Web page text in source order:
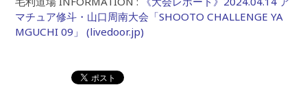
マチュア修斗・山口周南大会「SHOOTO CHALLENGE YA
MGUCHI 09」 (livedoor.jp)